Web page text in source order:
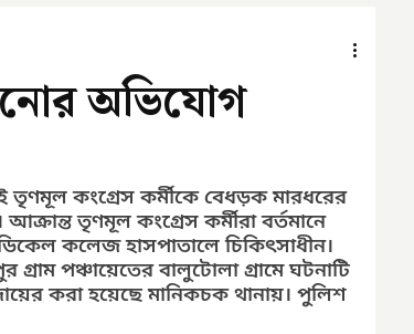
অভিযোগ
তৃণমূল কংগ্রেস কর্মীকে বেধড়ক মারধরের
তৃণমূল কংগ্রেস কর্মীরা বর্তমানে
কলেজ হাসপাতালে চিকিৎসাধীন।
পঞ্চায়েতের বালুটোলা গ্রামে ঘটনাটি
করা হয়েছে মানিকচক থানায়। পুলিশ